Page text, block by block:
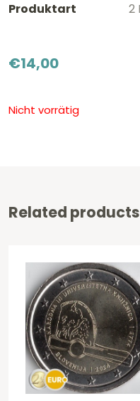
Produktart 2
€14,00
Nicht vorrätig
Related products